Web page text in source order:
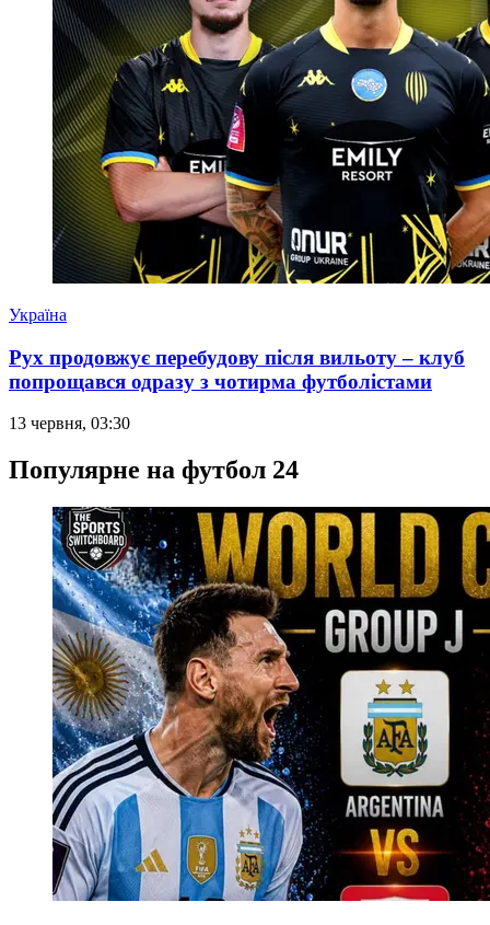
Україна
Рух продовжує перебудову після вильоту – клуб
попрощався одразу з чотирма футболістами
13 червня, 03:30
Популярне на футбол 24